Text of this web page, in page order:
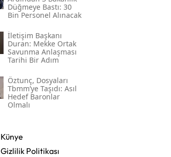
Düğmeye Bastı: 30
Bin Personel Alınacak
İletişim Başkanı
Duran: Mekke Ortak
Savunma Anlaşması
Tarihi Bir Adım
Öztunç, Dosyaları
Tbmm’ye Taşıdı: Asıl
Hedef Baronlar
Olmalı
Künye
Gizlilik Politikası